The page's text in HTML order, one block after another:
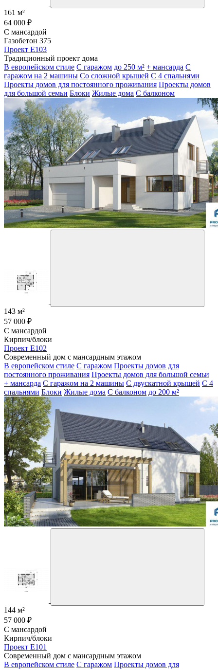
161 м²
64 000 ₽
С мансардой
Газобетон 375
Проект E103
Традиционный проект дома
В европейском стиле С гаражом до 250 м² + мансарда С
гаражом на 2 машины Со сложной крышей С 4 спальнями
Проекты домов для постоянного проживания Проекты домов
для большой семьи Блоки Жилые дома С балконом
143 м²
57 000 ₽
С мансардой
Кирпич/блоки
Проект E102
Современный дом с мансардным этажом
В европейском стиле С гаражом Проекты домов для
постоянного проживания Проекты домов для большой семьи
+ мансарда С гаражом на 2 машины С двускатной крышей С 4
спальнями Блоки Жилые дома С балконом до 200 м²
144 м²
57 000 ₽
С мансардой
Кирпич/блоки
Проект E101
Современный дом с мансардным этажом
В европейском стиле С гаражом Проекты домов для